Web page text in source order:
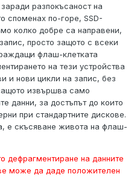
разпокъсаност на
споменах по-горе, SSD-
колко добре са направени,
просто защото с всеки
флаш-клетката
на тези устройства
и нови цикли на запис, без
извършва само
данни, за достъпът до които
при стандартните дискове.
е скъсяване живота на флаш-
дефрагментиране на данните
може да даде положителен